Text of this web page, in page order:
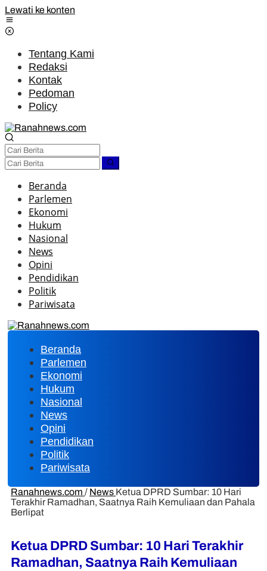
Lewati ke konten
Tentang Kami
Redaksi
Kontak
Pedoman
Policy
Beranda
Parlemen
Ekonomi
Hukum
Nasional
News
Opini
Pendidikan
Politik
Pariwisata
Beranda
Parlemen
Ekonomi
Hukum
Nasional
News
Opini
Pendidikan
Politik
Pariwisata
Ranahnews.com / News Ketua DPRD Sumbar: 10 Hari
Terakhir Ramadhan, Saatnya Raih Kemuliaan dan Pahala
Berlipat
Ketua DPRD Sumbar: 10 Hari Terakhir
Ramadhan, Saatnya Raih Kemuliaan